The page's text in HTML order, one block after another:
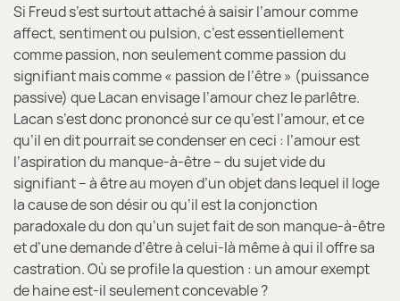
Si Freud s’est surtout attaché à saisir l’amour comme
affect, sentiment ou pulsion, c’est essentiellement
comme passion, non seulement comme passion du
signifiant mais comme « passion de l’être » (puissance
passive) que Lacan envisage l’amour chez le parlêtre.
Lacan s’est donc prononcé sur ce qu’est l’amour, et ce
qu’il en dit pourrait se condenser en ceci : l’amour est
l’aspiration du manque-à-être – du sujet vide du
signifiant – à être au moyen d’un objet dans lequel il loge
la cause de son désir ou qu’il est la conjonction
paradoxale du don qu’un sujet fait de son manque-à-être
et d’une demande d’être à celui-là même à qui il offre sa
castration. Où se profile la question : un amour exempt
de haine est-il seulement concevable ?